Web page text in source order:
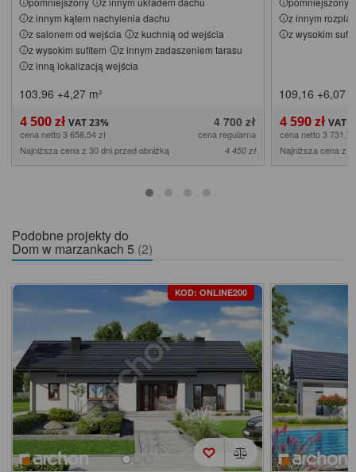
z innym kątem nachylenia dachu
z salonem od wejścia
z kuchnią od wejścia
z wysokim sufitem
z innym zadaszeniem tarasu
z inną lokalizacją wejścia
103,96 +4,27 m²
4 500 zł 4 700 zł
cena netto 3 658,54 zł
cena regularna
Najniższa cena z 30 dni przed obniżką
4 450 zł
z innym
z wysokim
109,16 +6,07
4 590 zł
cena netto 3
Najniższa cena z
Podobne projekty do
Dom w marzankach 5 (2)
KOD: ONLINE200